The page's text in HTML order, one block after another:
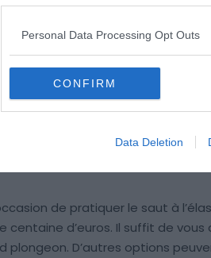
Personal Data Processing Opt Outs
CONFIRM
Data Deletion
une équipe est aux petits soins.
exploit physique et mental !
pratiques
de pratiquer le saut à
centaine d’euros. Il suffit de
plongeon. D’autres options